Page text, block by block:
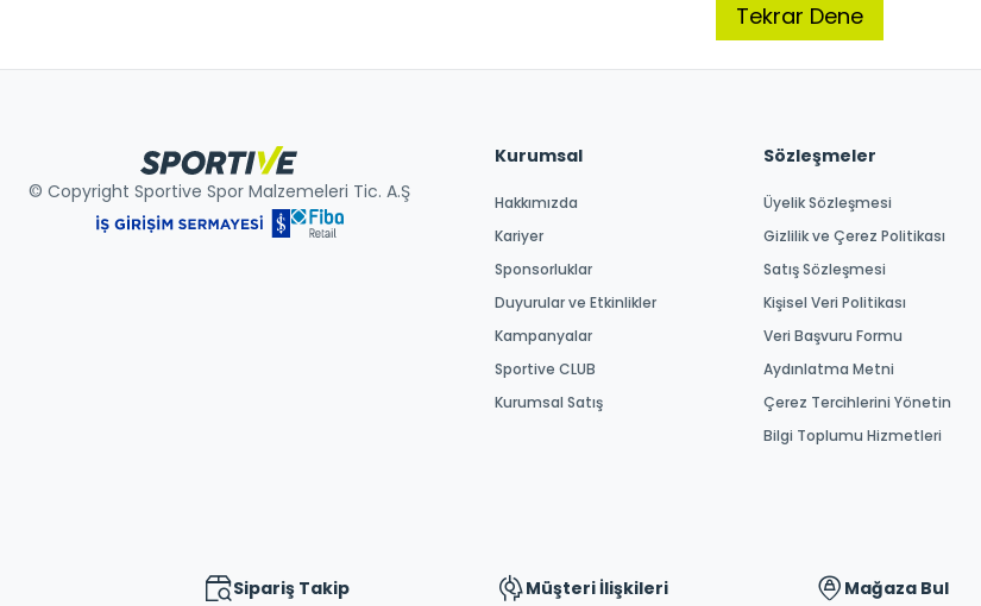
Tekrar Dene
© Copyright Sportive Spor Malzemeleri Tic. A.Ş
Kurumsal
Hakkımızda
Kariyer
Sponsorluklar
Duyurular ve Etkinlikler
Kampanyalar
Sportive CLUB
Kurumsal Satış
Sözleşmeler
Üyelik Sözleşmesi
Gizlilik ve Çerez Politikası
Satış Sözleşmesi
Kişisel Veri Politikası
Veri Başvuru Formu
Aydınlatma Metni
Çerez Tercihlerini Yönetin
Bilgi Toplumu Hizmetleri
Sipariş Takip Müşteri İlişkileri Mağaza Bul